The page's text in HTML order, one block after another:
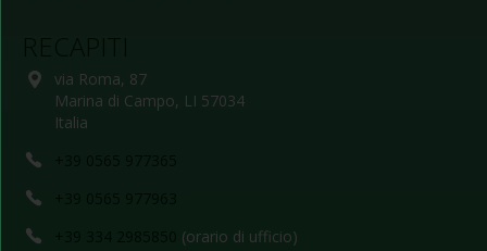
via Roma, 87
Marina di Campo, LI 57034
Italia
(orario di ufficio)